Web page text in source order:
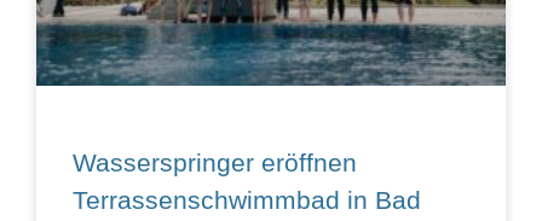
Wasserspringer eröffnen
Terrassenschwimmbad in Bad